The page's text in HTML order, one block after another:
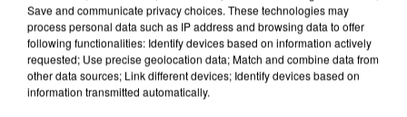
Save and communicate privacy choices. These technologies may
process personal data such as IP address and browsing data to offer
following functionalities: Identify devices based on information actively
requested; Use precise geolocation data; Match and combine data from
other data sources; Link different devices; Identify devices based on
information transmitted automatically.